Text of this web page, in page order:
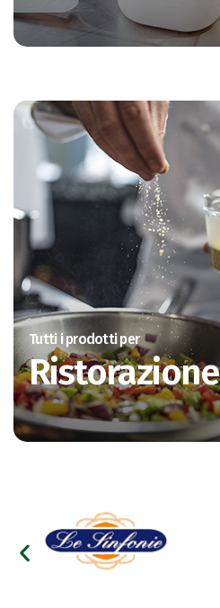
Tutti i prodotti per
Ristorazione